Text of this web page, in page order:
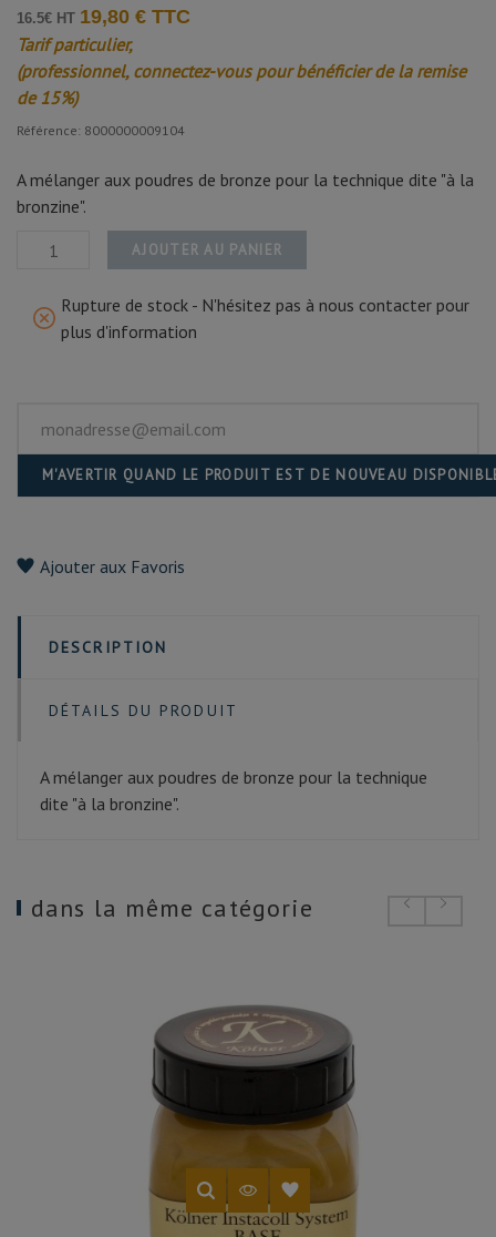
16.5€ HT 19,80 € TTC
Tarif particulier,
(professionnel, connectez-vous pour bénéficier de la remise
de 15%)
Référence: 8000000009104
A mélanger aux poudres de bronze pour la technique dite "à la
bronzine".
AJOUTER AU PANIER
Rupture de stock - N'hésitez pas à nous contacter pour
plus d'information
M'AVERTIR QUAND LE PRODUIT EST DE NOUVEAU
Ajouter aux Favoris
DESCRIPTION
DÉTAILS DU PRODUIT
A mélanger aux poudres de bronze pour la technique
dite "à la bronzine".
dans la même catégorie